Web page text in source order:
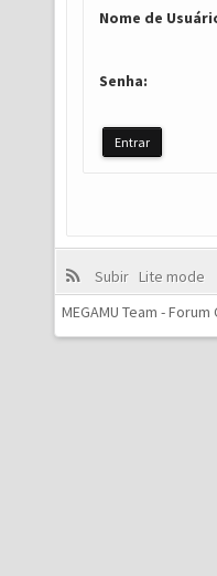
Nome de
Senha:
Subir Lite mode
MEGAMU Team -